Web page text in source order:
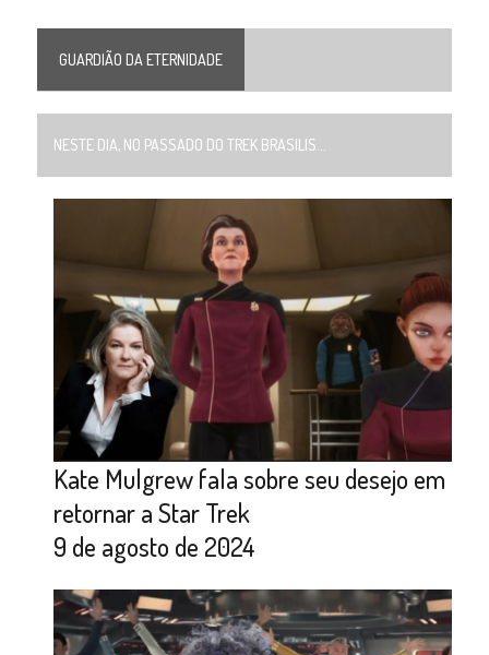
GUARDIÃO DA ETERNIDADE
NESTE DIA, NO PASSADO DO TREK BRASILIS...
Kate Mulgrew fala sobre seu desejo em
retornar a Star Trek
9 de agosto de 2024